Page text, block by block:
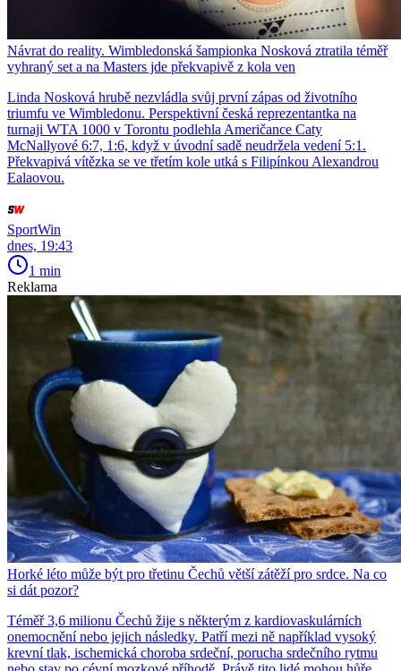
Návrat do reality. Wimbledonská šampionka Nosková ztratila téměř
vyhraný set a na Masters jde překvapivě z kola ven
Linda Nosková hrubě nezvládla svůj první zápas od životního
triumfu ve Wimbledonu. Perspektivní česká reprezentantka na
turnaji WTA 1000 v Torontu podlehla Američance Caty
McNallyové 6:7, 1:6, když v úvodní sadě neudržela vedení 5:1.
Překvapivá vítězka se ve třetím kole utká s Filipínkou Alexandrou
Ealaovou.
SportWin
dnes, 19:43
1 min
Reklama
Horké léto může být pro třetinu Čechů větší zátěží pro srdce. Na co
si dát pozor?
Téměř 3,6 milionu Čechů žije s některým z kardiovaskulárních
onemocnění nebo jejich následky. Patří mezi ně například vysoký
krevní tlak, ischemická choroba srdeční, porucha srdečního rytmu